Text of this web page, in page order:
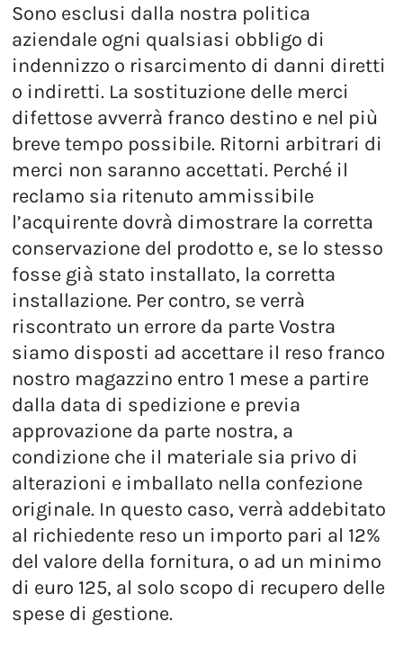
Sono esclusi dalla nostra politica
aziendale ogni qualsiasi obbligo di
indennizzo o risarcimento di danni diretti
o indiretti. La sostituzione delle merci
difettose avverrà franco destino e nel più
breve tempo possibile. Ritorni arbitrari di
merci non saranno accettati. Perché il
reclamo sia ritenuto ammissibile
l’acquirente dovrà dimostrare la corretta
conservazione del prodotto e, se lo stesso
fosse già stato installato, la corretta
installazione. Per contro, se verrà
riscontrato un errore da parte Vostra
siamo disposti ad accettare il reso franco
nostro magazzino entro 1 mese a partire
dalla data di spedizione e previa
approvazione da parte nostra, a
condizione che il materiale sia privo di
alterazioni e imballato nella confezione
originale. In questo caso, verrà addebitato
al richiedente reso un importo pari al 12%
del valore della fornitura, o ad un minimo
di euro 125, al solo scopo di recupero delle
spese di gestione.